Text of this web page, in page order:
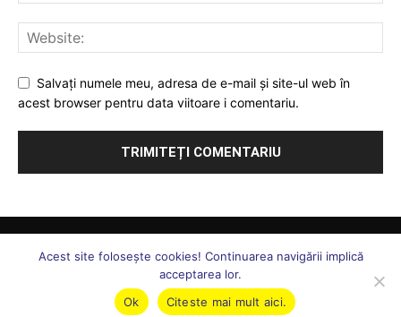
Salvați numele meu, adresa de e-mail și site-ul web în
acest browser pentru data viitoare i comentariu.
Comunicate Juridic Ați întrebat, vă răspundem
Sănătate
S. N. ”Forța Legii”
Uniunea Forța Legii
Statut Uniune
Marcă Înregistrată
Echipa
©
Acest site foloseşte cookies! Continuarea navigării implică
acceptarea lor.
Ok
Citeste mai mult aici.